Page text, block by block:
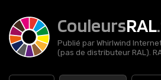
CouleursRAL
Publié par Whirlwind
(pas de distributeur RAL).